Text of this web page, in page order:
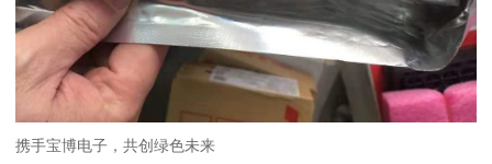
携手宝博电子，共创绿色未来